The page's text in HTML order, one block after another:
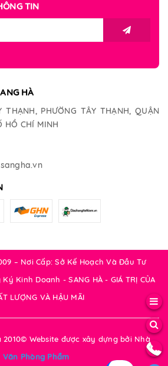
TIN
HÀ
THẠNH, PHƯỜNG TÂY THẠNH, QUẬN
HỒ CHÍ MINH
– Nơi Cấp: Sở Kế Hoạch Và Đầu Tư
Kinh Doanh - SANG HÀ - GIÁ TRỊ CỦA
LƯỢNG VÀ HẬU MÃI
2010© Website được xây dựng bởi
Văn Phòng Phẩm
Nhà